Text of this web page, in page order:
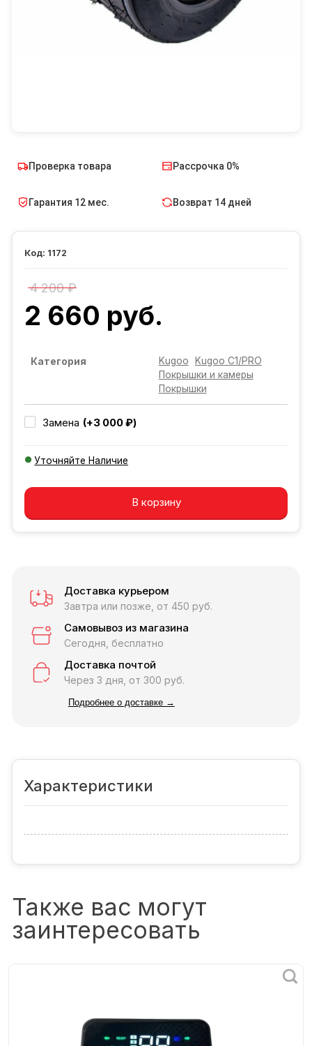
Проверка товара Рассрочка 0%
Гарантия 12 мес. Возврат 14 дней
1172
4 200 ₽
2 660 руб.
Категория Kugoo
Kugoo C1/PRO
Покрышки и камеры
Покрышки
Замена (+3 000 ₽)
Уточняйте Наличие
Добавляется...
В корзину
Доставка курьером
Завтра или позже, от 450 руб.
Самовывоз из магазина
Сегодня, бесплатно
Доставка почтой
Через 3 дня, от 300 руб.
Подробнее о доставке →
Характеристики
Также вас могут
заинтересовать